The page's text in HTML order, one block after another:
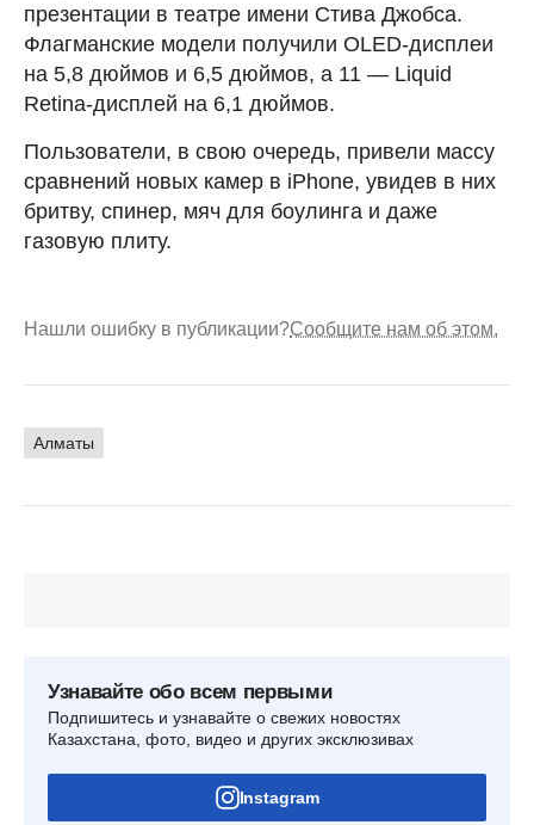
презентации в театре имени Стива Джобса.
Флагманские модели получили OLED-дисплеи
на 5,8 дюймов и 6,5 дюймов, а 11 — Liquid
Retina-дисплей на 6,1 дюймов.
Пользователи, в свою очередь, привели массу
сравнений новых камер в iPhone, увидев в них
бритву, спинер, мяч для боулинга и даже
газовую плиту.
Нашли ошибку в публикации?Сообщите нам об этом.
Алматы
Узнавайте обо всем первыми
Подпишитесь и узнавайте о свежих новостях
Казахстана, фото, видео и других эксклюзивах
Instagram